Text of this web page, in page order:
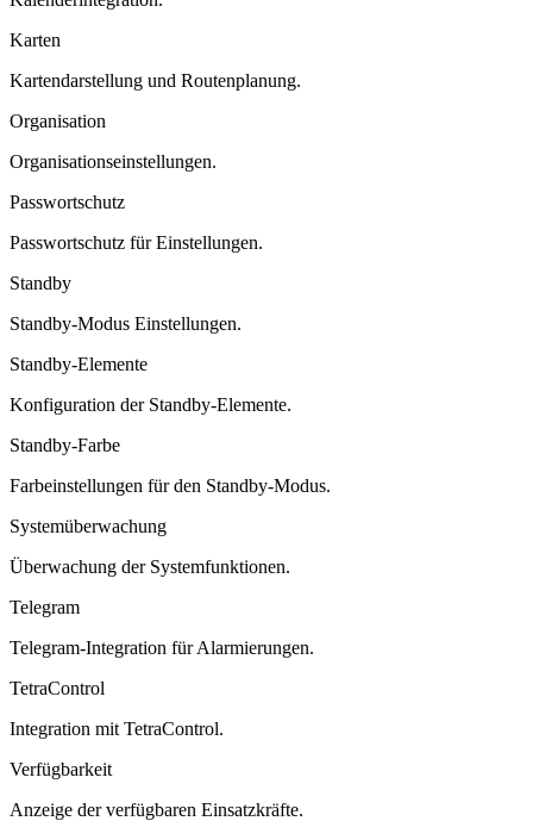
Karten
Kartendarstellung und Routenplanung.
Organisation
Organisationseinstellungen.
Passwortschutz
Passwortschutz für Einstellungen.
Standby
Standby-Modus Einstellungen.
Standby-Elemente
Konfiguration der Standby-Elemente.
Standby-Farbe
Farbeinstellungen für den Standby-Modus.
Systemüberwachung
Überwachung der Systemfunktionen.
Telegram
Telegram-Integration für Alarmierungen.
TetraControl
Integration mit TetraControl.
Verfügbarkeit
Anzeige der verfügbaren Einsatzkräfte.